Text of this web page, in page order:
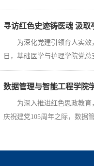
寻访红色史迹铸医魂 汲
为深化党建引领育人实
日，基础医学与护理学院党
数据管理与智能工程学院
为深入推进红色思政教
庆祝建党105周年之际，数据